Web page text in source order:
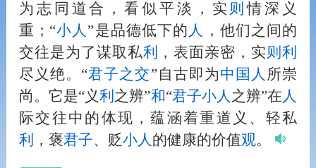
为志同道合，看似平淡，实 则情深义
重；“小 人 ”是品德低下的 人
，他们之间的
交往是为了谋取私利 ，表面亲密，实则利
尽义绝。“君子之交”自古即为中国 人 所崇
尚。它是“义利 之辨”和“君子小人 之辨”在 人
际交往中的体现，蕴涵着重道义、轻私
利
，褒君子、贬小人 的健康的价值观。